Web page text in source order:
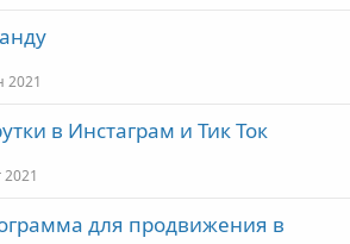
2021
в Инстаграм и Тик Ток
2021
для продвижения в